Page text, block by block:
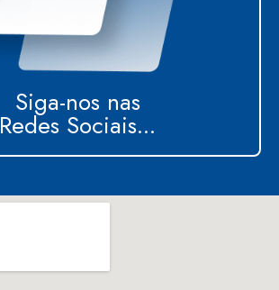
Siga-nos nas
Redes Sociais...